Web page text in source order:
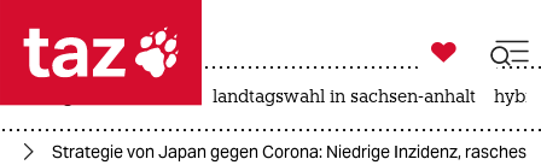
 taz zahl ich
taz zahl ich

taz zahl ich
landtagswahl in sachsen-anhalt
Strategie von Japan gegen Corona: Niedrige Inzidenz, rasches